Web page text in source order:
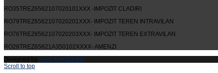
RO35TREZ6562107020101XXX -IMPOZIT CLADIRI
RO79TREZ6562107020201XXX- IMPOZIT TEREN INTRAVILAN
RO76TREZ6562107020203XXX- IMPOZIT TEREN EXTRAVILAN
RO28TREZ65621A350102XXXX- AMENZI
Designed by SPACEHOST.RO
Scroll to top